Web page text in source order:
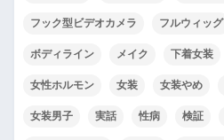
フック型ビデオカメラ フルウィッグ
ボディライン メイク 下着女装
女性ホルモン 女装 女装やめ
女装男子 実話 性病 検証